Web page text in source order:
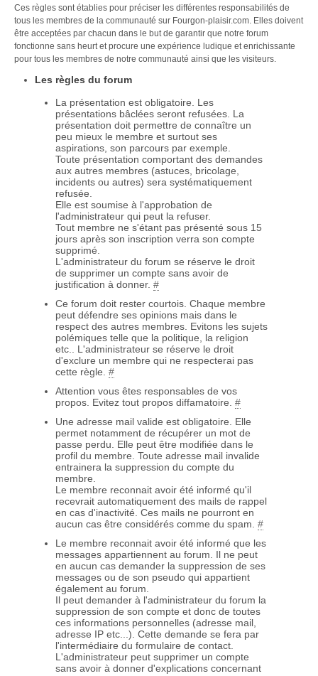
Ces règles sont établies pour préciser les différentes responsabilités de
tous les membres de la communauté sur Fourgon-plaisir.com. Elles doivent
être acceptées par chacun dans le but de garantir que notre forum
fonctionne sans heurt et procure une expérience ludique et enrichissante
pour tous les membres de notre communauté ainsi que les visiteurs.
Les règles du forum
La présentation est obligatoire. Les
présentations bâclées seront refusées. La
présentation doit permettre de connaître un
peu mieux le membre et surtout ses
aspirations, son parcours par exemple.
Toute présentation comportant des demandes
aux autres membres (astuces, bricolage,
incidents ou autres) sera systématiquement
refusée.
Elle est soumise à l'approbation de
l'administrateur qui peut la refuser.
Tout membre ne s'étant pas présenté sous 15
jours après son inscription verra son compte
supprimé.
L'administrateur du forum se réserve le droit
de supprimer un compte sans avoir de
justification à donner. #
Ce forum doit rester courtois. Chaque membre
peut défendre ses opinions mais dans le
respect des autres membres. Evitons les sujets
polémiques telle que la politique, la religion
etc.. L'administrateur se réserve le droit
d'exclure un membre qui ne respecterai pas
cette règle. #
Attention vous êtes responsables de vos
propos. Evitez tout propos diffamatoire. #
Une adresse mail valide est obligatoire. Elle
permet notamment de récupérer un mot de
passe perdu. Elle peut être modifiée dans le
profil du membre. Toute adresse mail invalide
entrainera la suppression du compte du
membre.
Le membre reconnait avoir été informé qu'il
recevrait automatiquement des mails de rappel
en cas d'inactivité. Ces mails ne pourront en
aucun cas être considérés comme du spam. #
Le membre reconnait avoir été informé que les
messages appartiennent au forum. Il ne peut
en aucun cas demander la suppression de ses
messages ou de son pseudo qui appartient
également au forum.
Il peut demander à l'administrateur du forum la
suppression de son compte et donc de toutes
ces informations personnelles (adresse mail,
adresse IP etc...). Cette demande se fera par
l'intermédiaire du formulaire de contact.
L'administrateur peut supprimer un compte
sans avoir à donner d'explications concernant